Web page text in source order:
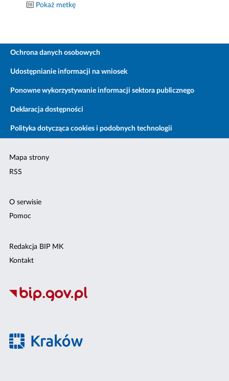
Pokaż metkę
Ochrona danych osobowych
Udostępnianie informacji na wniosek
Ponowne wykorzystywanie informacji sektora publicznego
Deklaracja dostępności
Polityka dotycząca cookies i podobnych technologii
Mapa strony
RSS
O serwisie
Pomoc
Redakcja BIP MK
Kontakt